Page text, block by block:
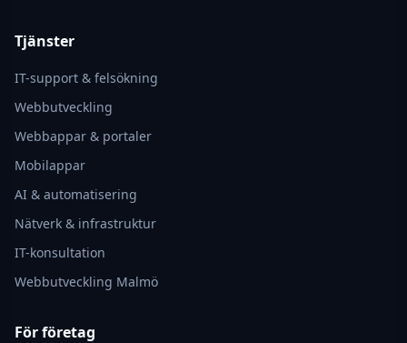
Tjänster
IT-support & felsökning
Webbutveckling
Webbappar & portaler
Mobilappar
AI & automatisering
Nätverk & infrastruktur
IT-konsultation
Webbutveckling Malmö
För företag